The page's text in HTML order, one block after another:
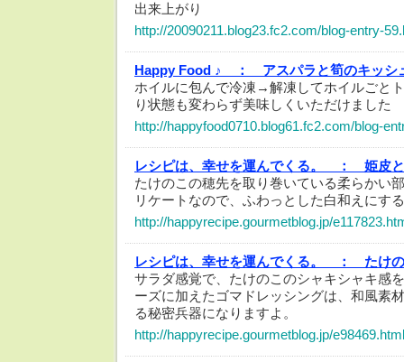
出来上がり
http://20090211.blog23.fc2.com/blog-entry-
Happy Food ♪ ：
アスパラと筍のキッ
ホイルに包んで冷凍→解凍してホイルごと
り状態も変わらず美味しくいただけました
http://happyfood0710.blog61.fc2.com/blog-
レシピは、幸せを運んでくる。 ：
姫皮
たけのこの穂先を取り巻いている柔らかい
リケートなので、ふわっとした白和えにす
http://happyrecipe.gourmetblog.jp/
レシピは、幸せを運んでくる。 ：
たけ
サラダ感覚で、たけのこのシャキシャキ感
ーズに加えたゴマドレッシングは、和風素
る秘密兵器になりますよ。
http://happyrecipe.gourmetblog.jp/e98469.html